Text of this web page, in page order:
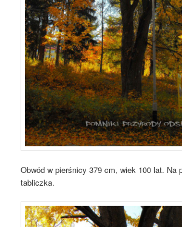
Obwód w pierśnicy 379 cm, wiek 100 lat. Na
tabliczka.